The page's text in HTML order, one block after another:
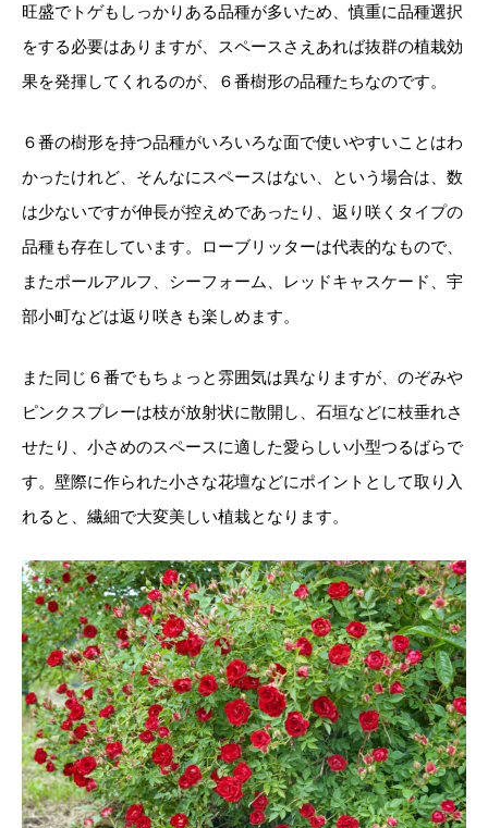
旺盛でトゲもしっかりある品種が多いため、慎重に品種選択
をする必要はありますが、スペースさえあれば抜群の植栽効
果を発揮してくれるのが、６番樹形の品種たちなのです。
６番の樹形を持つ品種がいろいろな面で使いやすいことはわ
かったけれど、そんなにスペースはない、という場合は、数
は少ないですが伸長が控えめであったり、返り咲くタイプの
品種も存在しています。ローブリッターは代表的なもので、
またポールアルフ、シーフォーム、レッドキャスケード、宇
部小町などは返り咲きも楽しめます。
また同じ６番でもちょっと雰囲気は異なりますが、のぞみや
ピンクスプレーは枝が放射状に散開し、石垣などに枝垂れさ
せたり、小さめのスペースに適した愛らしい小型つるばらで
す。壁際に作られた小さな花壇などにポイントとして取り入
れると、繊細で大変美しい植栽となります。